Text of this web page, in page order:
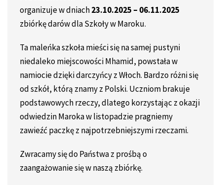
organizuje w dniach23.10.2025 – 06.11.2025
zbiórkę darów dla Szkoły w Maroku.
Ta maleńka szkoła mieści się na samej pustyni
niedaleko miejscowości Mhamid, powstała w
namiocie dzięki darczyńcy z Włoch. Bardzo różni się
od szkół, którą znamy z Polski. Uczniom brakuje
podstawowych rzeczy, dlatego korzystając z okazji
odwiedzin Maroka w listopadzie pragniemy
zawieźć paczkę z najpotrzebniejszymi rzeczami.
Zwracamy się do Państwa z prośbą o
zaangażowanie się w naszą zbiórkę.